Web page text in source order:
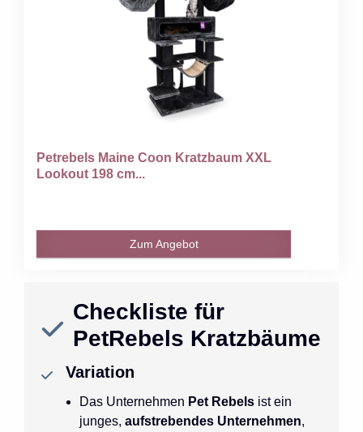
Petrebels Maine Coon Kratzbaum XXL
Lookout 198 cm...
Zum Angebot
Checkliste für
PetRebels Kratzbäume
Variation
Das Unternehmen Pet Rebels ist ein
junges, aufstrebendes Unternehmen,